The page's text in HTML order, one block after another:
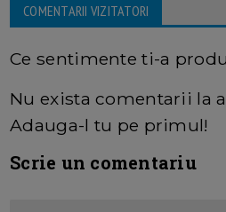
COMENTARII VIZITATORI
Ce sentimente ti-a
Nu exista comentarii la
Adauga-l tu pe primul!
Scrie un comentariu